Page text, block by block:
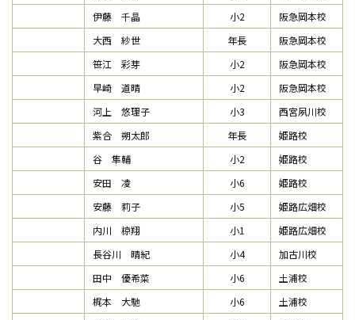
伊藤 千晶
小2
阪急岡本校
大西 紗世
年長
阪急岡本校
笹江 彩芽
小2
阪急岡本校
早崎 道晴
小2
阪急岡本校
河上 悠理子
小3
西宮夙川校
紫合 朔太郎
年長
姫路校
谷 隼輔
小2
姫路校
安田 凌
小6
姫路校
安藤 莉子
小5
姫路広畑校
内川 椋翔
小1
姫路広畑校
長谷川 晴紀
小4
加古川校
田中 優希菜
小6
土浦校
梶本 大馳
小6
土浦校